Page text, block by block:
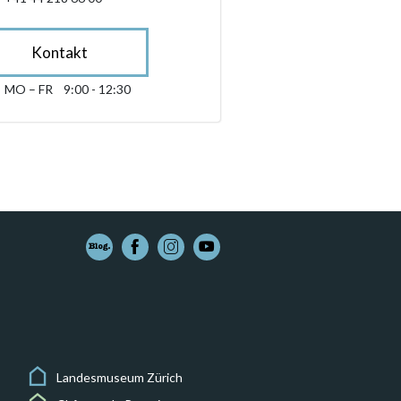
Kontakt
only.opening_hours
Montag bis Freitag 09:00 - 12:30
MO – FR 9:00 - 12:30
Landesmuseum Zürich